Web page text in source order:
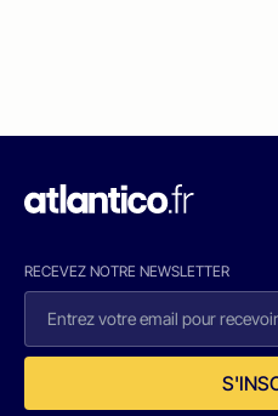
RECEVEZ NOTRE NEWSLETTER